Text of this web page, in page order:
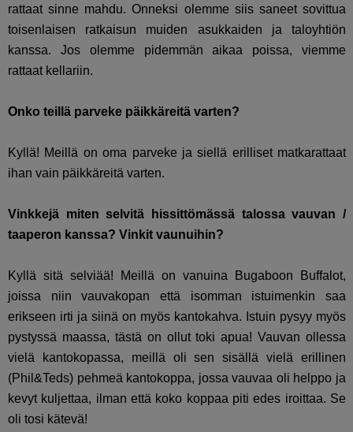
rattaat sinne mahdu. Onneksi olemme siis saneet sovittua
toisenlaisen ratkaisun muiden asukkaiden ja taloyhtiön
kanssa. Jos olemme pidemmän aikaa poissa, viemme
rattaat kellariin.
Onko teillä parveke päikkäreitä varten?
Kyllä! Meillä on oma parveke ja siellä erilliset matkarattaat
ihan vain päikkäreitä varten.
Vinkkejä miten selvitä hissittömässä talossa vauvan /
taaperon kanssa? Vinkit vaunuihin?
Kyllä sitä selviää! Meillä on vanuina Bugaboon Buffalot,
joissa niin vauvakopan että isomman istuimenkin saa
erikseen irti ja siinä on myös kantokahva. Istuin pysyy myös
pystyssä maassa, tästä on ollut toki apua! Vauvan ollessa
vielä kantokopassa, meillä oli sen sisällä vielä erillinen
(Phil&Teds) pehmeä kantokoppa, jossa vauvaa oli helppo ja
kevyt kuljettaa, ilman että koko koppaa piti edes iroittaa. Se
oli tosi kätevä!